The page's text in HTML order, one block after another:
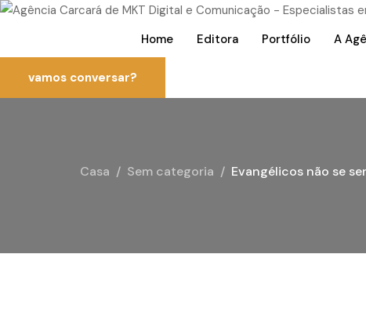
Home Editora Portfólio A
vamos conversar?
Casa Sem categoria Evangélicos não se